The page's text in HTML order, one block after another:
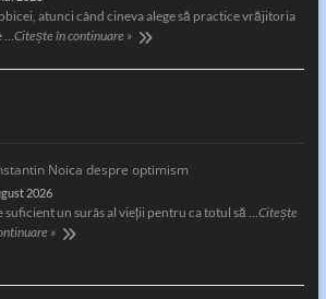
atunci când cineva alege să practice vrăjitoria
…Citește în continuare »
Noica despre optimism
2026
suficient un surâs al vieţii pentru ca totul să …Citește
»